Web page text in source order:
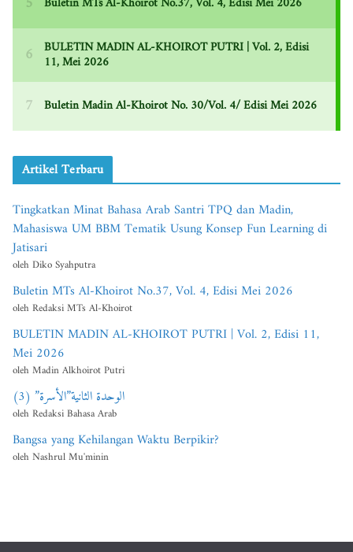
Artikel Terbaru
Tingkatkan Minat Bahasa Arab Santri TPQ dan Madin,
Mahasiswa UM BBM Tematik Usung Konsep Fun Learning di
Jatisari
oleh Diko Syahputra
Buletin MTs Al-Khoirot No.37, Vol. 4, Edisi Mei 2026
oleh Redaksi MTs Al-Khoirot
BULETIN MADIN AL-KHOIROT PUTRI | Vol. 2, Edisi 11,
Mei 2026
oleh Madin Alkhoirot Putri
الوحدة الثانية”الأسرة” (3)
oleh Redaksi Bahasa Arab
Bangsa yang Kehilangan Waktu Berpikir?
oleh Nashrul Mu'minin